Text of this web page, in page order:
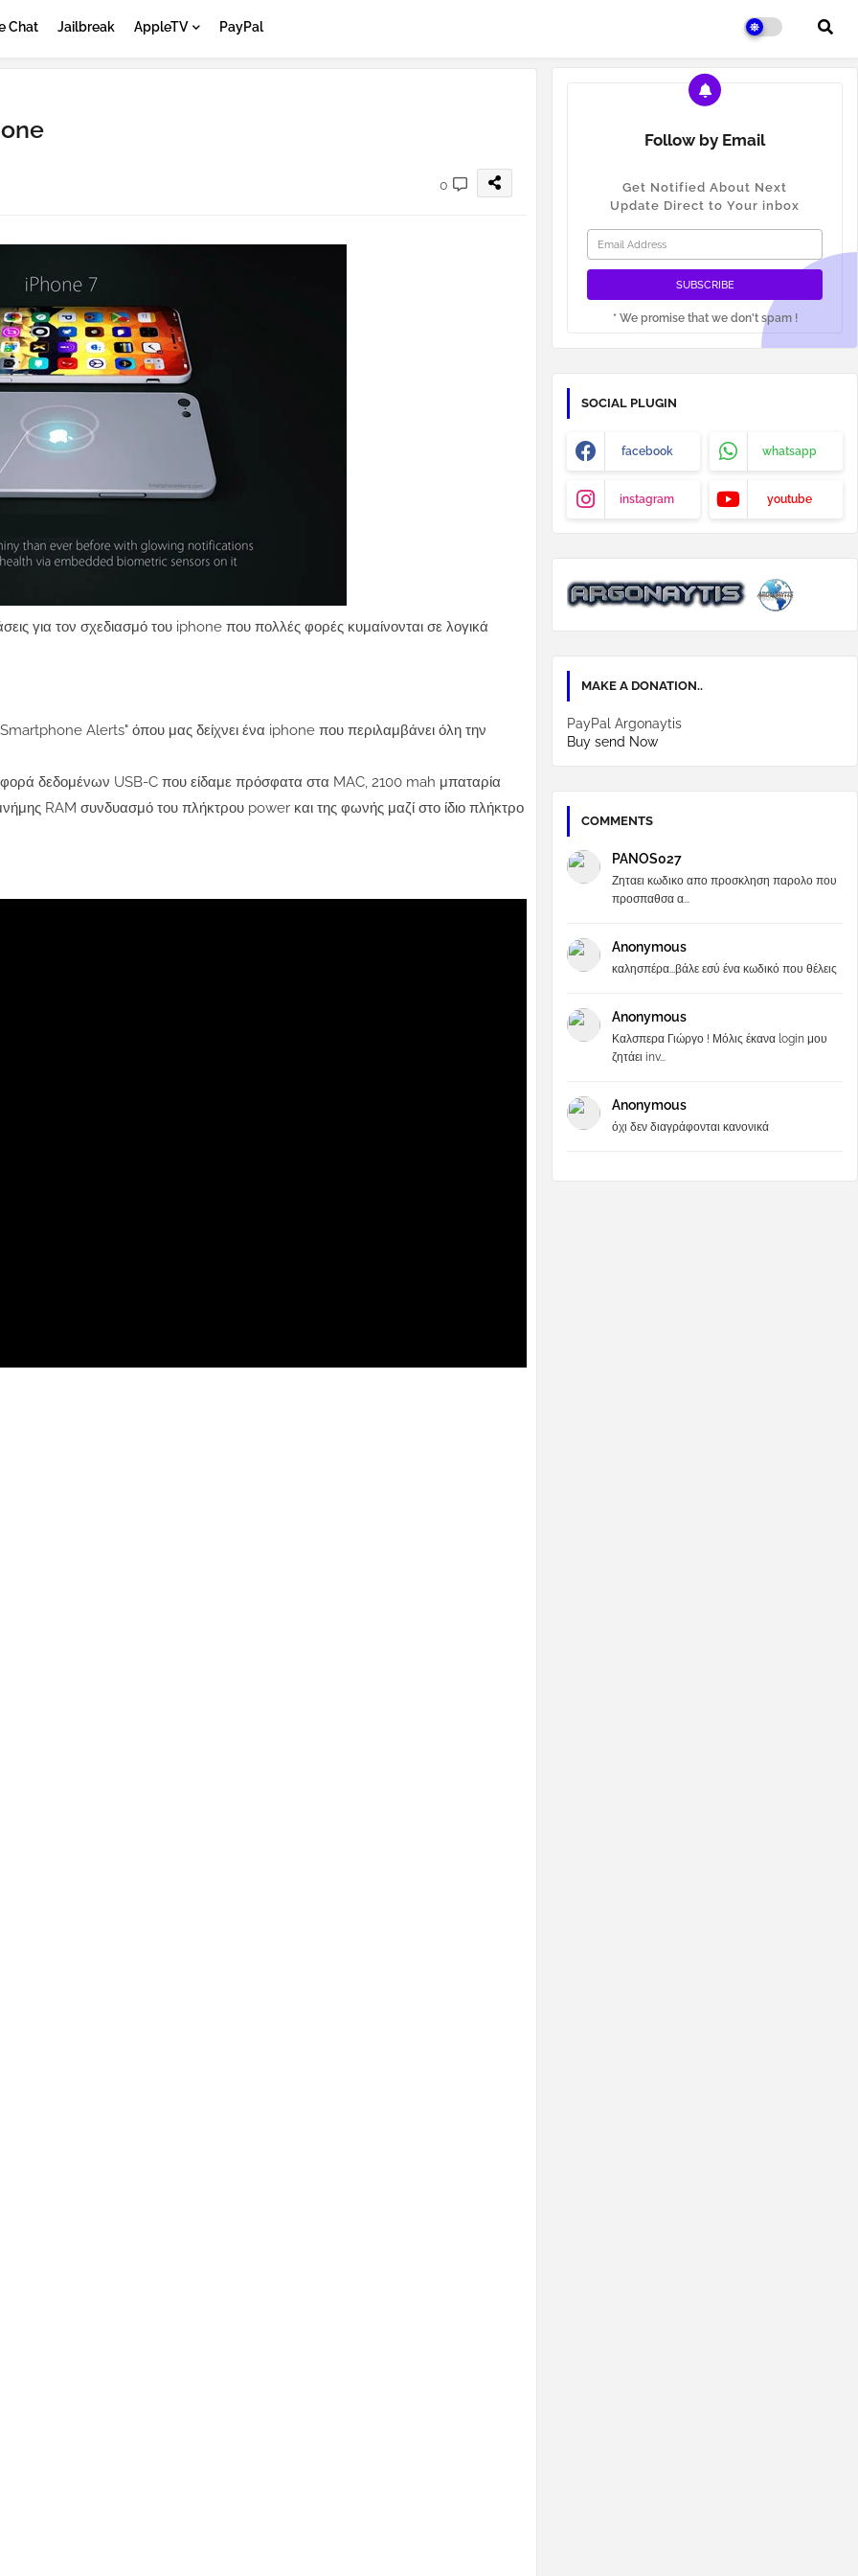
Chat Jailbreak AppleTV PayPal
0
για τον σχεδιασμό του iphone που πολλές φορές κυμαίνονται σε λογικά
Alerts" όπου μας δείχνει ένα iphone που περιλαμβάνει όλη την
δεδομένων USB-C που είδαμε πρόσφατα στα MAC, 2100 mah μπαταρία
RAM συνδυασμό του πλήκτρου power και της φωνής μαζί στο ίδιο πλήκτρο
Follow by Email
Get Notified About Next
Update Direct to Your inbox
* We promise that we don't spam !
SOCIAL PLUGIN
facebook whatsapp
instagram youtube
MAKE A DONATION..
PayPal Argonaytis
Buy send Now
COMMENTS
PANOS027
Ζηταει κωδικο απο προσκληση παρολο που
προσπαθσα α...
Anonymous
καλησπέρα...βάλε εσύ ένα κωδικό που θέλεις
Anonymous
Καλσπερα Γιώργο ! Μόλις έκανα login μου
ζητάει inv...
Anonymous
όχι δεν διαγράφονται κανονικά